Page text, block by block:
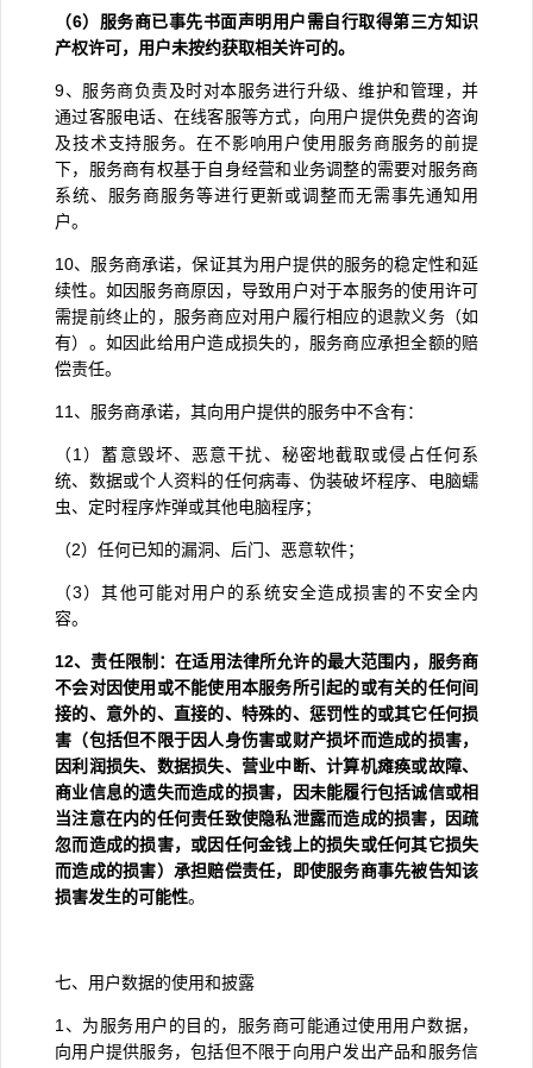
（6）服务商已事先书面声明用户需自行取得第三方知识
产权许可，用户未按约获取相关许可的。
9、服务商负责及时对本服务进行升级、维护和管理，并
通过客服电话、在线客服等方式，向用户提供免费的咨询
及技术支持服务。在不影响用户使用服务商服务的前提
下，服务商有权基于自身经营和业务调整的需要对服务商
系统、服务商服务等进行更新或调整而无需事先通知用
户。
10、服务商承诺，保证其为用户提供的服务的稳定性和延
续性。如因服务商原因，导致用户对于本服务的使用许可
需提前终止的，服务商应对用户履行相应的退款义务（如
有）。如因此给用户造成损失的，服务商应承担全额的赔
偿责任。
11 、服务商承诺，其向用户提供的服务中不含有：
（1 ）蓄意毁坏、恶意干扰、秘密地截取或侵占任何系
统、数据或个人资料的任何病毒、伪装破坏程序、电脑蠕
虫、定时程序炸弹或其他电脑程序；
（2）任何已知的漏洞、后门、恶意软件；
（3）其他可能对用户的系统安全造成损害的不安全内
容。
12、责任限制：在适用法律所允许的最大范围内，服务商
不会对因使用或不能使用本服务所引起的或有关的任何间
接的、意外的、直接的、特殊的、惩罚性的或其它任何损
害（包括但不限于因人身伤害或财产损坏而造成的损害，
因利润损失、数据损失、营业中断、计算机瘫痪或故障、
商业信息的遗失而造成的损害，因未能履行包括诚信或相
当注意在内的任何责任致使隐私泄露而造成的损害，因疏
忽而造成的损害，或因任何金钱上的损失或任何其它损失
而造成的损害）承担赔偿责任，即使服务商事先被告知该
损害发生的可能性。
七、用户数据的使用和披露
1 、为服务用户的目的，服务商可能通过使用用户数据，
向用户提供服务，包括但不限于向用户发出产品和服务信